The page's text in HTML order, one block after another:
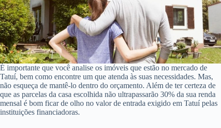
É importante que você analise os imóveis que estão no mercado de
Tatuí, bem como encontre um que atenda às suas necessidades. Mas,
não esqueça de mantê-lo dentro do orçamento. Além de ter certeza de
que as parcelas da casa escolhida não ultrapassarão 30% da sua renda
mensal é bom ficar de olho no valor de entrada exigido em Tatuí pelas
instituições financiadoras.